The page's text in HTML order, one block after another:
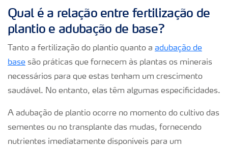
Qual é a relação entre fertilização de
plantio e adubação de base?
Tanto a fertilização do plantio quanto a adubação de
base são práticas que fornecem às plantas os minerais
necessários para que estas tenham um crescimento
saudável. No entanto, elas têm algumas especificidades.
A adubação de plantio ocorre no momento do cultivo das
sementes ou no transplante das mudas, fornecendo
nutrientes imediatamente disponíveis para um